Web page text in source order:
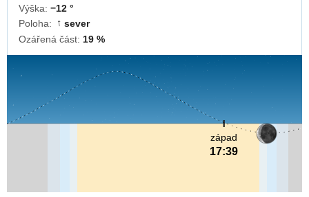
Výška: −12 °
Poloha:
↓ sever
Ozářená část: 19 %
západ
17:39